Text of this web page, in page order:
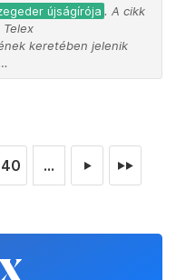
újságírója . A cikk
Telex
keretében jelenik
40 ... ► ►►